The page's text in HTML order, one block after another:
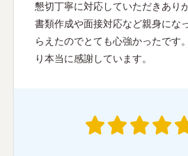
懇切丁寧に対応していただきあり
書類作成や面接対応など親身にな
らえたのでとても心強かったです
り本当に感謝しています。